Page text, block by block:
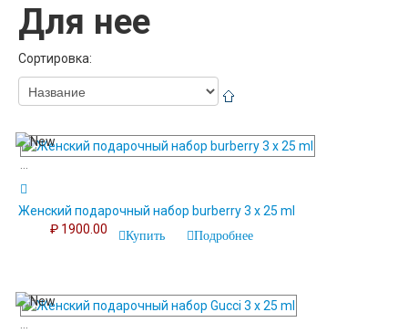
Для нее
Сортировка:
...
Женский подарочный набор burberry 3 х 25 ml
₽ 1900.00
Купить Подробнее
...